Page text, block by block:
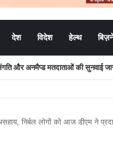
देश विदेश हेल्थ
और अनमैप्ड मतदाताओं की सुनवाई
निर्बल लोगों को आज डीएम ने